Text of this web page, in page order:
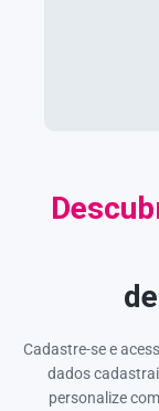
Cadastre-se e
dados
personalize